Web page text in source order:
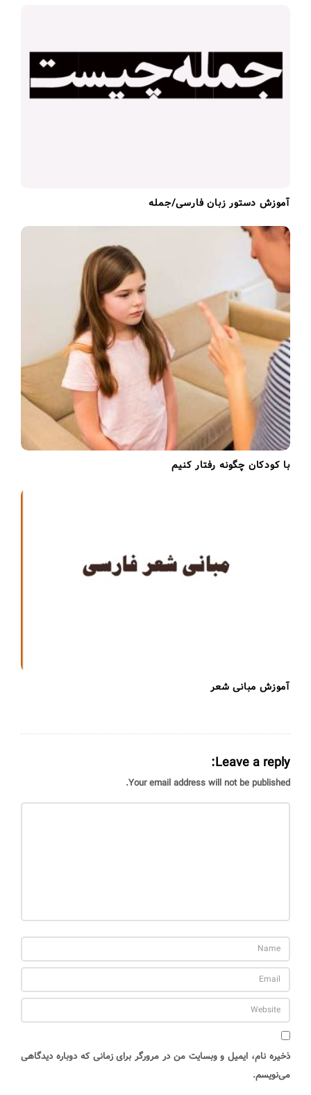
آموزش دستور زبان فارسی/جمله
با کودکان چگونه رفتار کنیم
آموزش مبانی شعر
Leave a reply:
Your email address will not be published.
ذخیره نام، ایمیل و وبسایت من در مرورگر برای زمانی که دوباره دیدگاهی
می‌نویسم.